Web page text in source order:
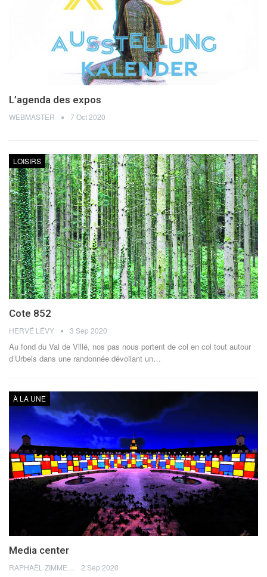
L’agenda des expos
WEBMASTER 7 Oct 2020
LOISIRS
Cote 852
HERVÉ LÉVY 3 Sep 2020
Au fond du Val de Villé, nos pas nous portent de col en col tout autour
d’Urbeis dans une randonnée dévoilant un…
À LA UNE
Media center
2 Sep 2020